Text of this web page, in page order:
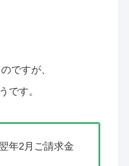
ですが、
です。
年2月ご請求金